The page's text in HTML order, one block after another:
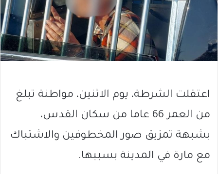
اعتقلت الشرطة، يوم الاثنين، مواطنة تبلغ
من العمر 66 عاما من سكان القدس،
بشبهة تمزيق صور المخطوفين والاشتباك
مع مارة في المدينة بسببها.